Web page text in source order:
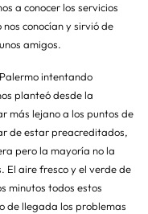
a conocer los servicios
conocían y sirvió de
amigos.
intentando
planteó desde la
más lejano a los puntos de
de estar preacreditados,
pero la mayoría no la
El aire fresco y el verde de
minutos todos estos
de llegada los problemas